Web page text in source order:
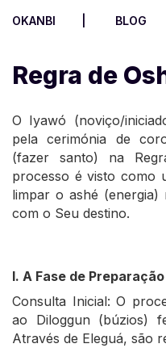
OKANBI BLOG
Regra de
O Iyawó (noviço/
pela cerimónia de
(fazer santo) na
processo é visto como
limpar o ashé (energia)
com o Seu destino.
I. A Fase de
Consulta Inicial: O
ao Diloggun (búzios)
Através de Eleguá, são